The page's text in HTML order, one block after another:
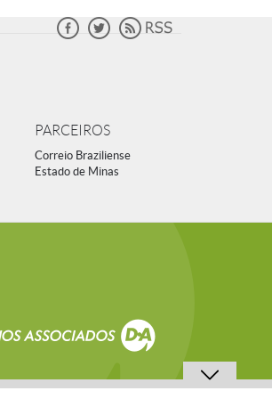
PARCEIROS
Correio Braziliense
Estado de Minas